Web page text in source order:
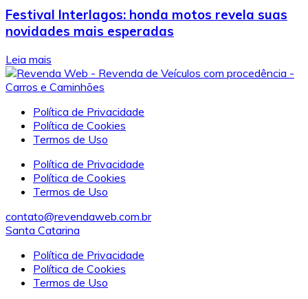
Festival Interlagos: honda motos revela suas
novidades mais esperadas
Leia mais
Política de Privacidade
Política de Cookies
Termos de Uso
Política de Privacidade
Política de Cookies
Termos de Uso
contato@revendaweb.com.br
Santa Catarina
Política de Privacidade
Política de Cookies
Termos de Uso